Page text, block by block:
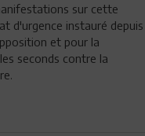
sur cette
d'urgence instauré depuis
et pour la
seconds contre la